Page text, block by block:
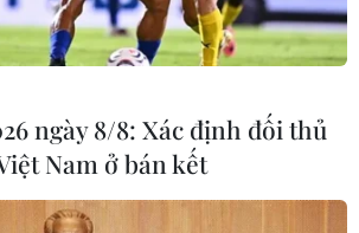
Ukraine chuẩn bị tấn công
hạt nhân Kursk
Ngoại giao Nga Maria Zakharova
sắp tới, Chính quyền Kiev đã bắt
Nhà máy điện hạt nhân Kursk."
ngày 8/8: Xác định đối thủ
Nam ở bán kết